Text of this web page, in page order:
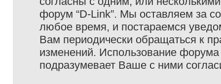
форум “D-Link”. Мы оставляем за
любое время, и постараемся
Вам периодически обращаться к
изменений. Использование
подразумевает Ваше с ними